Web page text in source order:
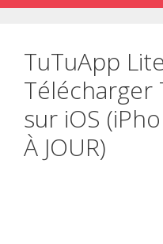
TuTuApp
Télécharger
sur iOS
À JOUR)